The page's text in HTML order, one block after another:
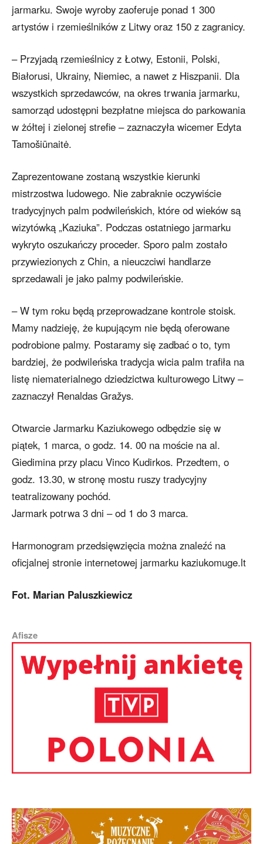
jarmarku. Swoje wyroby zaoferuje ponad 1 300
artystów i rzemieślników z Litwy oraz 150 z zagranicy.
– Przyjadą rzemieślnicy z Łotwy, Estonii, Polski,
Białorusi, Ukrainy, Niemiec, a nawet z Hiszpanii. Dla
wszystkich sprzedawców, na okres trwania jarmarku,
samorząd udostępni bezpłatne miejsca do parkowania
w żółtej i zielonej strefie – zaznaczyła wicemer Edyta
Tamošiūnaitė.
Zaprezentowane zostaną wszystkie kierunki
mistrzostwa ludowego. Nie zabraknie oczywiście
tradycyjnych palm podwileńskich, które od wieków są
wizytówką „Kaziuka”. Podczas ostatniego jarmarku
wykryto oszukańczy proceder. Sporo palm zostało
przywiezionych z Chin, a nieuczciwi handlarze
sprzedawali je jako palmy podwileńskie.
– W tym roku będą przeprowadzane kontrole stoisk.
Mamy nadzieję, że kupującym nie będą oferowane
podrobione palmy. Postaramy się zadbać o to, tym
bardziej, że podwileńska tradycja wicia palm trafiła na
listę niematerialnego dziedzictwa kulturowego Litwy –
zaznaczył Renaldas Gražys.
Otwarcie Jarmarku Kaziukowego odbędzie się w
piątek, 1 marca, o godz. 14. 00 na moście na al.
Giedimina przy placu Vinco Kudirkos. Przedtem, o
godz. 13.30, w stronę mostu ruszy tradycyjny
teatralizowany pochód.
Jarmark potrwa 3 dni – od 1 do 3 marca.
Harmonogram przedsięwzięcia można znaleźć na
oficjalnej stronie internetowej jarmarku kaziukomuge.lt
Fot. Marian Paluszkiewicz
Afisze